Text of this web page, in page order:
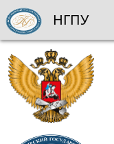
НГПУ